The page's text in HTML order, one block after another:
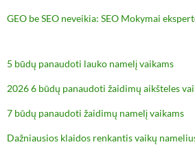
GEO be SEO neveikia: SEO Mokymai
5 būdų panaudoti lauko namelį vaikams
2026 6 būdų panaudoti žaidimų aikšteles
7 būdų panaudoti žaidimų namelį vaikams
Dažniausios klaidos renkantis vaikų